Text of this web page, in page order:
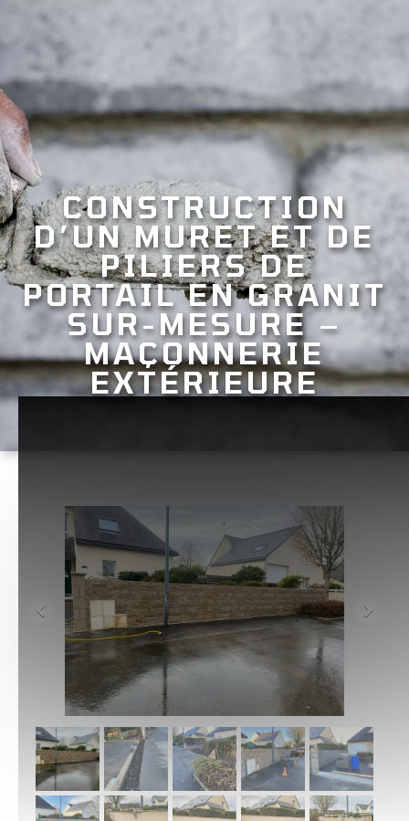
CONSTRUCTION
D’UN MURET ET DE
PILIERS DE
PORTAIL EN GRANIT
SUR-MESURE –
MAÇONNERIE
EXTÉRIEURE